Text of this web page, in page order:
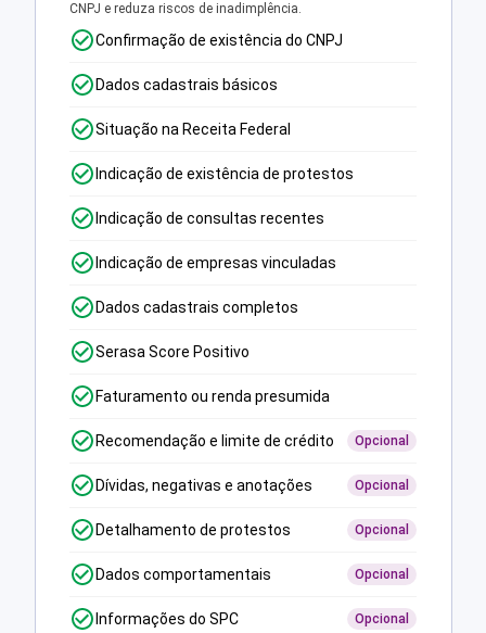
CNPJ e reduza riscos de inadimplência.
Confirmação de existência do CNPJ
Dados cadastrais básicos
Situação na Receita Federal
Indicação de existência de protestos
Indicação de consultas recentes
Indicação de empresas vinculadas
Dados cadastrais completos
Serasa Score Positivo
Faturamento ou renda presumida
Recomendação e limite de crédito Opcional
Dívidas, negativas e anotações Opcional
Detalhamento de protestos Opcional
Dados comportamentais Opcional
Informações do SPC Opcional